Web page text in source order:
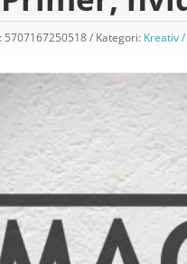
5707167250518 Kategori: Kreativ